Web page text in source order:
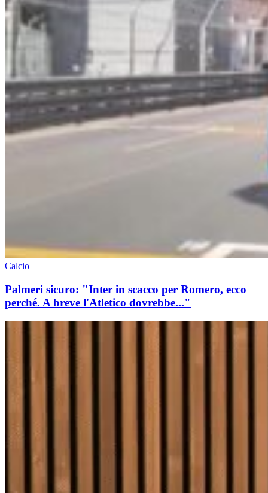
Calcio
Palmeri sicuro: "Inter in scacco per Romero, ecco
perché. A breve l'Atletico dovrebbe..."